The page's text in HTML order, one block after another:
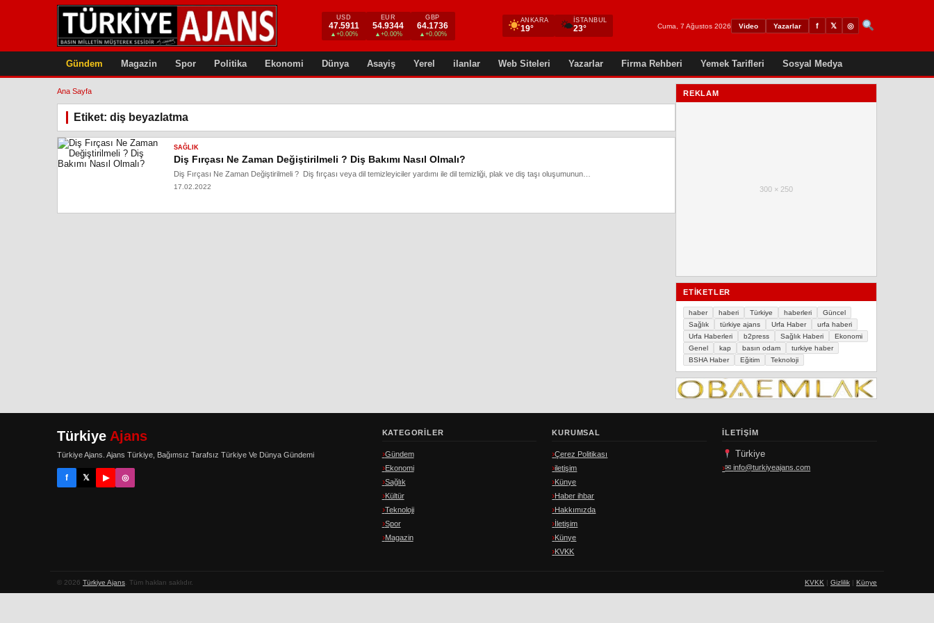
USD
47.5911
▲+0.00%
EUR
54.9344
▲+0.00%
GBP
64.1736
▲+0.00%
ANKARA
19° 🌤 İSTANBUL
23° Cuma, 7 Ağustos 2026 Video Yazarlar f 𝕏 ◎
Gündem Magazin Spor Politika Ekonomi Dünya Asayiş Yerel ilanlar Web Siteleri Yazarlar Firma Rehberi Yemek Tarifleri Sosyal Medya
Ana Sayfa
Etiket: diş beyazlatma
SAĞLIK
Diş Fırçası Ne Zaman Değiştirilmeli ? Diş Bakımı Nasıl Olmalı?
Diş Fırçası Ne Zaman Değiştirilmeli ? Diş fırçası veya dil temizleyiciler yardımı ile dil temizliği, plak ve diş taşı oluşumunun…
17.02.2022
REKLAM
300 × 250
ETIKETLER
haber haberi Türkiye haberleri
Güncel
Sağlık
türkiye ajans Urfa Haber
urfa haberi
Urfa Haberleri
b2press Sağlık Haberi
Ekonomi
Genel
kap basın odam
turkiye haber
BSHA Haber
Eğitim Teknoloji
Türkiye Ajans
Türkiye Ajans. Ajans Türkiye, Bağımsız Tarafsız Türkiye Ve Dünya Gündemi
f 𝕏 ▶ ◎
KATEGORILER
Gündem
Ekonomi
Sağlık
Kültür
Teknoloji
Spor
Magazin
KURUMSAL
Çerez Politikası
iletişim
Künye
Haber ihbar
Hakkımızda
İletişim
Künye
KVKK
İLETIŞIM
Türkiye
✉info@turkiyeajans.com
© 2026 Türkiye Ajans. Tüm hakları saklıdır. KVKK | Gizlilik | Künye